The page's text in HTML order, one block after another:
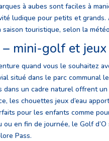
à aubes sont faciles à
ludique pour petits et grands.
touristique, selon la
– mini-golf et jeux
quand vous le souhaitez
situé dans le parc communal
dans un cadre naturel offrent
les chouettes jeux d’eau
pour les enfants comme
ou en fin de journée, le Golf
Pass.